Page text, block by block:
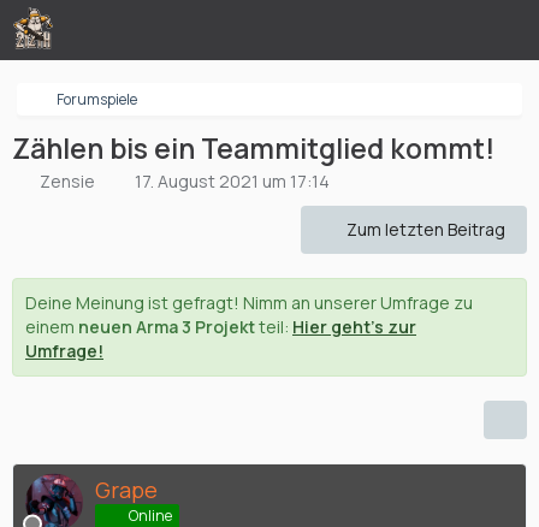
Forumspiele
Zählen bis ein Teammitglied kommt!
Zensie 17. August 2021 um 17:14
Zum letzten Beitrag
Deine Meinung ist gefragt! Nimm an unserer Umfrage zu
einem neuen Arma 3 Projektteil: Hier geht's zur
Umfrage!
Grape
Online